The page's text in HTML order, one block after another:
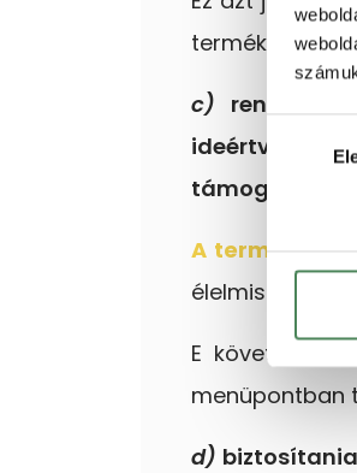
termék az
c)
ideértve az
támogatást
A termékek
élelmiszer
E
menüpontban
d)